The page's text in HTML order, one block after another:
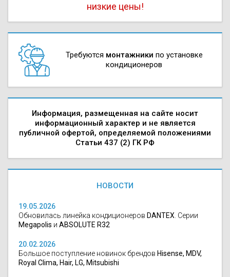
низкие цены!
Требуются монтажники по установке
кондиционеров
Информация, размещенная на сайте носит
информационный характер и не является
публичной офертой, определяемой положениями
Статьи 437 (2) ГК РФ
НОВОСТИ
19.05.2026
Обновилась линейка кондиционеров DANTEX . Серии
Megapolis и ABSOLUTE R32
20.02.2026
Большое поступление новинок брендов Hisense, MDV,
Royal Clima, Hair, LG, Mitsubishi